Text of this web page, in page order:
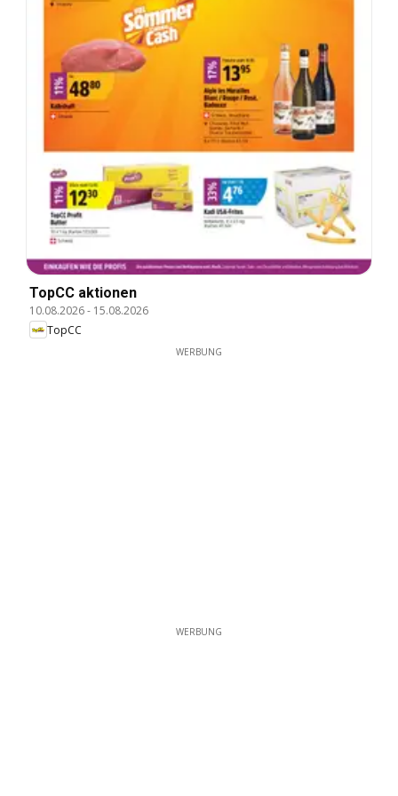
TopCC aktionen
10.08.2026- 15.08.2026
TopCC
WERBUNG
WERBUNG